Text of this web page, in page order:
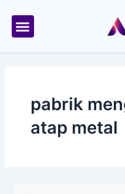
content
pabrik
atap metal